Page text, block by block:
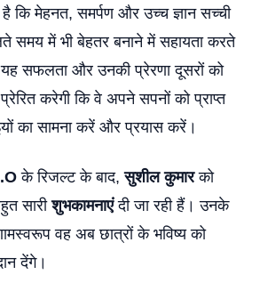
कि मेहनत, समर्पण और उच्च ज्ञान सच्ची
समय में भी बेहतर बनाने में सहायता करते
सफलता और उनकी प्रेरणा दूसरों को
करेगी कि वे अपने सपनों को प्राप्त
का सामना करें और प्रयास करें।
के रिजल्ट के बाद,सुशील कुमारको
सारीशुभकामनाएंदी जा रही हैं। उनके
वह अब छात्रों के भविष्य को
देंगे।